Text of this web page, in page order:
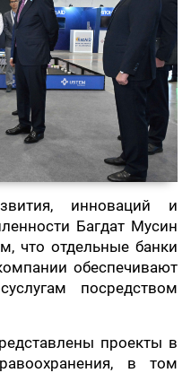
инноваций и
Багдат Мусин
что отдельные банки
обеспечивают
посредством
проекты в
в том